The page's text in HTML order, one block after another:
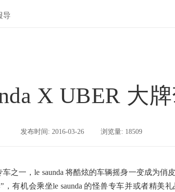
导
X UBER 大
发布时间: 2016-03-26 浏览量: 18509
之一，le saunda 将酷炫的车辆摇身一变成为
有机会乘坐le saunda 的怪兽专车并或者精美